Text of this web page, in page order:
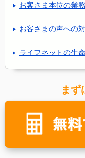
お客さま本位の業
お客さまの声への
ライフネットの生
まず